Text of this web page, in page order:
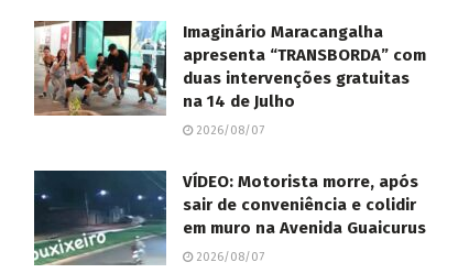
Imaginário Maracangalha
apresenta “TRANSBORDA” com
duas intervenções gratuitas
na 14 de Julho
2026/08/07
VÍDEO: Motorista morre, após
sair de conveniência e colidir
em muro na Avenida Guaicurus
2026/08/07